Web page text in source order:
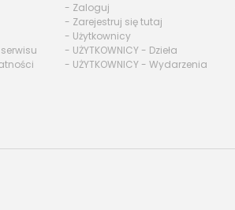
- Zaloguj
- Zarejestruj się tutaj
- Użytkownicy
- UŻYTKOWNICY - Dzieła
- UŻYTKOWNICY - Wydarzenia